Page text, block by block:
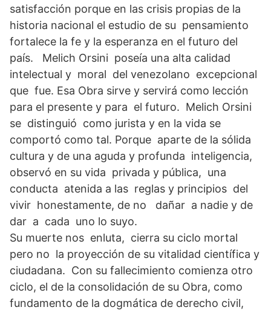
satisfacción porque en las crisis propias de la
historia nacional el estudio de su pensamiento
fortalece la fe y la esperanza en el futuro del
país. Melich Orsini poseía una alta calidad
intelectual y moral del venezolano excepcional
que fue. Esa Obra sirve y servirá como lección
para el presente y para el futuro. Melich Orsini
se distinguió como jurista y en la vida se
comportó como tal. Porque aparte de la sólida
cultura y de una aguda y profunda inteligencia,
observó en su vida privada y pública, una
conducta atenida a las reglas y principios del
vivir honestamente, de no dañar a nadie y de
dar a cada uno lo suyo.
Su muerte nos enluta, cierra su ciclo mortal
pero no la proyección de su vitalidad científica y
ciudadana. Con su fallecimiento comienza otro
ciclo, el de la consolidación de su Obra, como
fundamento de la dogmática de derecho civil,